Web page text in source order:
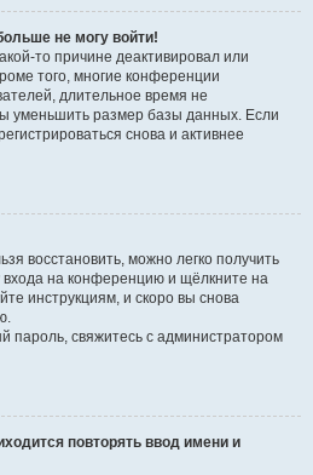
не могу войти!
то причине деактивировал или
того, многие конференции
длительное время не
уменьшить размер базы данных. Если
снова и активнее
восстановить, можно легко получить
на конференцию и щёлкните на
инструкциям, и скоро вы снова
пароль, свяжитесь с администратором
повторять ввод имени и